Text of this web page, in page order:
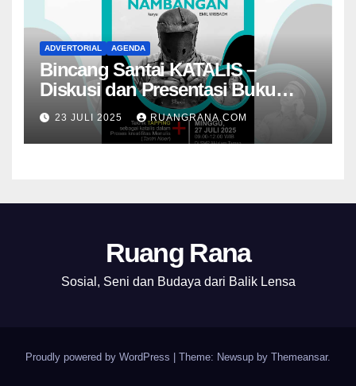
ADVERTORIAL AGENDA
Bincang Santai KATALIS –
Diskusi dan Presentasi Buku
Foto Nambangan
23 JULI 2025 RUANGRANA.COM
Ruang Rana
Sosial, Seni dan Budaya dari Balik Lensa
Proudly powered by WordPress Theme: Newsup by Themeansar.